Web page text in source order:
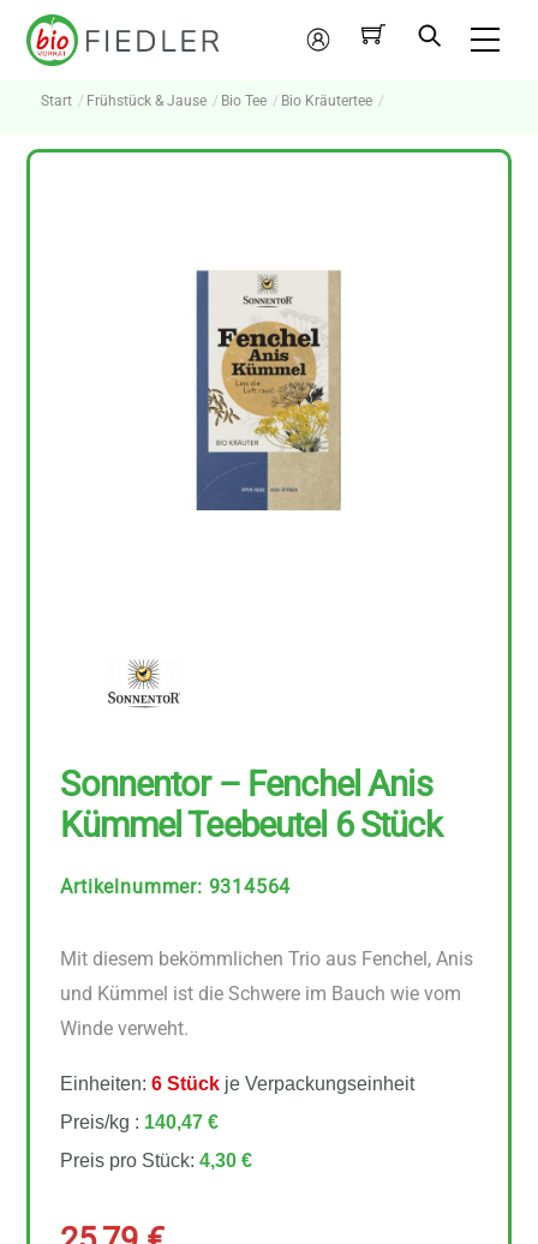
Skip
Mein
Konto
Start Frühstück & Jause Bio Tee Bio Kräutertee
Sonnentor – Fenchel Anis
Kümmel Teebeutel 6 Stück
Artikelnummer: 9314564
Mit diesem bekömmlichen Trio aus Fenchel, Anis
und Kümmel ist die Schwere im Bauch wie vom
Winde verweht.
Einheiten:6 Stück je Verpackungseinheit
Preis/kg : 140,47 €
Preis pro Stück:4,30 €